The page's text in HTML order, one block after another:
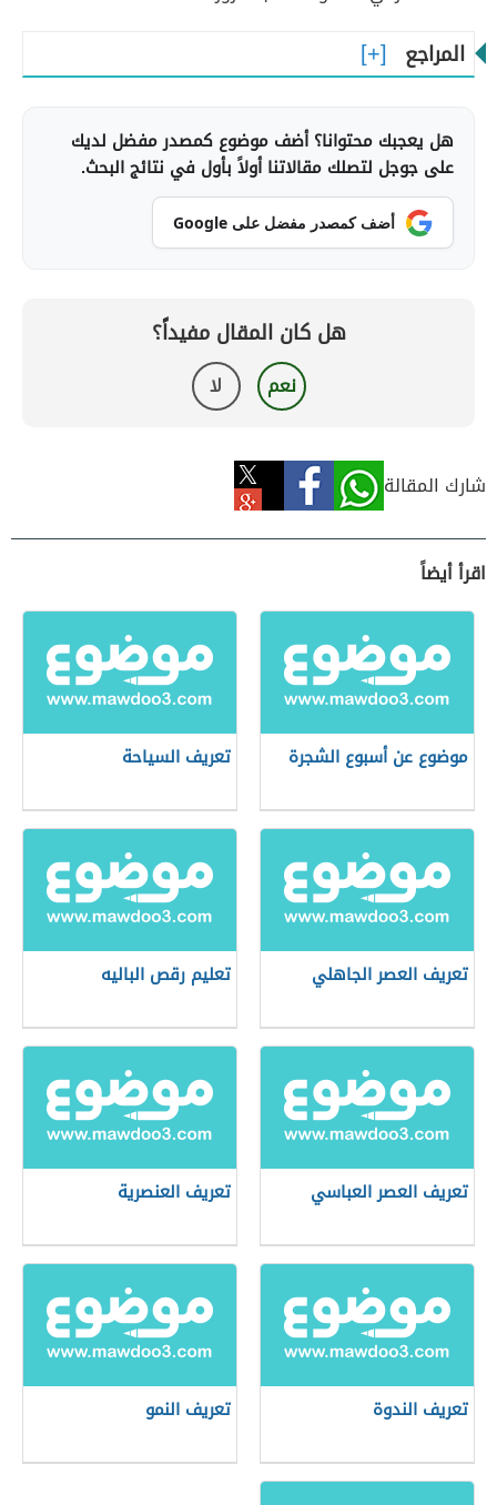
المراجع
هل يعجبك محتوانا؟ أضف موضوع كمصدر مفضل لديك
على جوجل لتصلك مقالاتنا أولاً بأول في نتائج البحث.
أضف كمصدر مفضل على Google
هل كان المقال مفيداً؟
نعم لا
شارك المقالة
اقرأ أيضاً
موضوع عن أسبوع الشجرة تعريف السياحة
تعريف العصر الجاهلي تعليم رقص الباليه
تعريف العصر العباسي تعريف العنصرية
تعريف الندوة تعريف النمو